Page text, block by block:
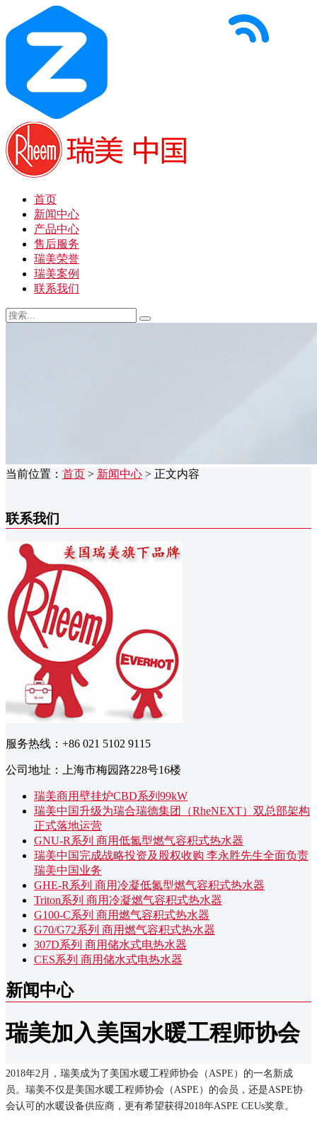
首页
新闻中心
产品中心
售后服务
瑞美荣誉
瑞美案例
联系我们
当前位置： 首页 > 新闻中心 > 正文内容
联系我们
服务热线：+86 021 5102 9115
公司地址：上海市梅园路228号16楼
瑞美商用壁挂炉CBD系列99kW
瑞美中国升级为瑞合瑞德集团（RheNEXT）双总部架构
正式落地运营
GNU-R系列 商用低氮型燃气容积式热水器
瑞美中国完成战略投资及股权收购 李永胜先生全面负责
瑞美中国业务
GHE-R系列 商用冷凝低氮型燃气容积式热水器
Triton系列 商用冷凝燃气容积式热水器
G100-C系列 商用燃气容积式热水器
G70/G72系列 商用燃气容积式热水器
307D系列 商用储水式电热水器
CES系列 商用储水式电热水器
新闻中心
瑞美加入美国水暖工程师协会
2018年2月，瑞美成为了美国水暖工程师协会（ASPE）的一名新成
员。瑞美不仅是美国水暖工程师协会（ASPE）的会员，还是ASPE协
会认可的水暖设备供应商，更有希望获得2018年ASPE CEUs奖章。